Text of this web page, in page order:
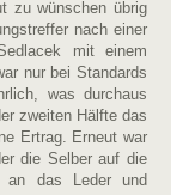
zu wünschen übrig
nach einer
mit einem
nur bei Standards
was durchaus
zweiten Hälfte das
Ertrag. Erneut war
die Selber auf die
an das Leder und